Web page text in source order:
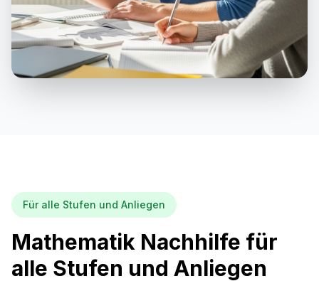
Für alle Stufen und Anliegen
Mathematik Nachhilfe für
alle Stufen und Anliegen